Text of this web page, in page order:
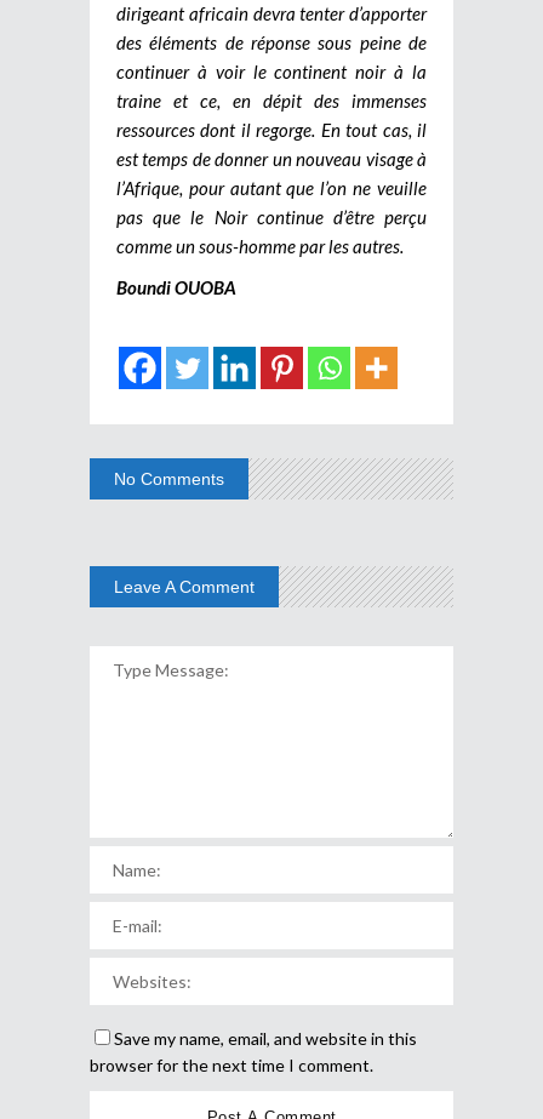
dirigeant africain devra tenter d’apporter
des éléments de réponse sous peine de
continuer à voir le continent noir à la
traine et ce, en dépit des immenses
ressources dont il regorge. En tout cas, il
est temps de donner un nouveau visage à
l’Afrique, pour autant que l’on ne veuille
pas que le Noir continue d’être perçu
comme un sous-homme par les autres.
Boundi OUOBA
No Comments
Leave A Comment
Save my name, email, and website in this
browser for the next time I comment.